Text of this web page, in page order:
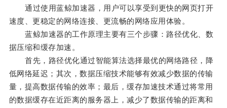
通过使用蓝鲸加速器，用户可以享受到更快的网页打开
速度、更稳定的网络连接、更流畅的网络应用体验。
蓝鲸加速器的工作原理主要有三个步骤：路径优化、数
据压缩和缓存加速。
首先，路径优化通过智能算法选择最优的网络路径，降
低网络延迟；其次，数据压缩技术能够有效减少数据的传输
量，提高数据传输的效率；最后，缓存加速技术通过将常用
的数据缓存在近距离的服务器上，减少了数据传输的距离和